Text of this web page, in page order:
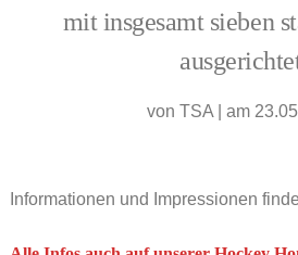
mit insgesamt sieben
von TSA am
Informationen und Impressionen